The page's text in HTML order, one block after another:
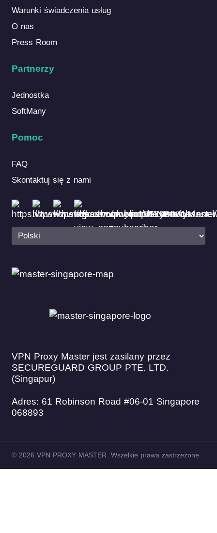
Warunki świadczenia usług
O nas
Press Room
Partnerzy
Jednostka
SoftMany
Pomoc
FAQ
Skontaktuj się z nami
VPN Proxy Master jest zasilany przez
SECUREGUARD GROUP PTE. LTD.
(Singapur)
Adres: 61 Robinson Road #06-01 Singapore
068893
© 2026 VPN PROXY MASTER. Wszelkie prawa zastrzeżone